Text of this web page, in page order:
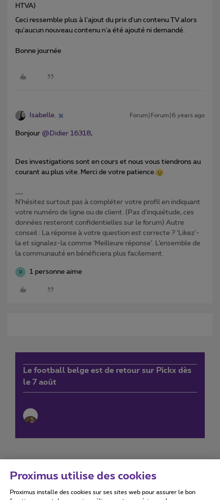
HTVA)
Ceci ressemble plus à l'ajout du prix d'un contenu TV alors
qu'aucun nouveau contenu n'a été ajouté ni demandé.
Bonne journée
Isabelle. Forum|Forum|6 years ago
Bonjour @Didier 16318,
Des investigations sont en cours et nous vous tiendrons au
courant au plus vite. Merci de votre patience.
N'hésitez surtout pas à compléter votre profil en indiquant
votre numéro de ligne ou de client. (Pas d'inquiétude, ces
données resteront confidentielles sur le forum) Autre
conseil : La réponse à votre question est correcte ? ‘Likez’-
la et signalez-la comme ‘Meilleure réponse’. L’ensemble de
la communauté en bénéficiera plus facilement.
D 1 personne aime
Le football belge est de retour sur Pickx dès
le 7 août
Conditions d'utilisation Accessibility statement
Proximus utilise des cookies
Proximus installe des cookies sur ses sites web pour assurer le bon